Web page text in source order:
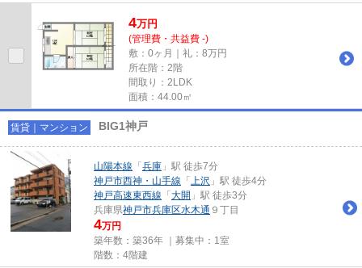
4万円
(管理費・共益費 -)
敷：0ヶ月｜礼：8万円
所在階：2階
間取り：2LDK
面積：44.00㎡
賃貸｜マンション BIG1神戸
山陽本線 「 兵庫 」駅 徒歩7分
神戸市西神・山手線 「 上沢 」駅 徒歩4分
神戸高速東西線 「 大開 」駅 徒歩3分
兵庫県神戸市兵庫区水木通 ９丁目
4万円
築年数：築36年 ｜募集中： 1室
階数：4階建